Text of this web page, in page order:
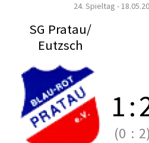
24. Spieltag -
SG Pratau/
Eutzsch
1:
(0 : 2)